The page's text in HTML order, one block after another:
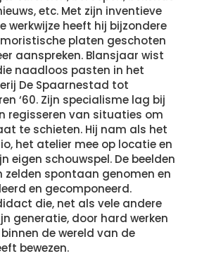
etc. Met zijn inventieve
werkwijze heeft hij bijzondere
platen geschoten
aanspreken. Blansjaar wist
naadloos pasten in het
De Spaarnestad tot
‘60. Zijn specialisme lag bij
regisseren van situaties om
te schieten. Hij nam als het
het atelier mee op locatie en
eigen schouwspel. De beelden
zelden spontaan genomen en
en gecomponeerd.
die, net als vele andere
generatie, door hard werken
de wereld van de
bewezen.